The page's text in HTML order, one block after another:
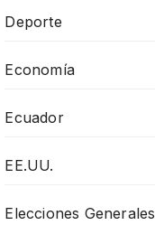
Deporte
Economía
Ecuador
EE.UU.
Elecciones Generales